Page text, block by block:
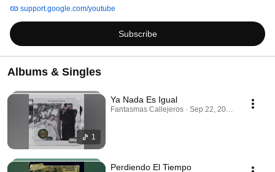
support.google.com/youtube
Subscribe
Albums & Singles
1
Ya Nada Es Igual
Fantasmas Callejeros · Sep 22, 2025
Perdiendo El Tiempo